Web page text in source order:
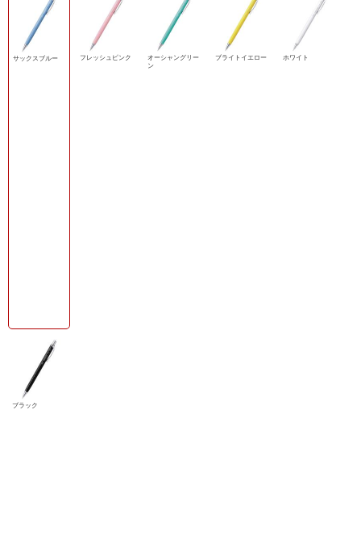
サックスブルー フレッシュピンク
オーシャングリー
ン
ブライトイエロー ホワイト
ブラック